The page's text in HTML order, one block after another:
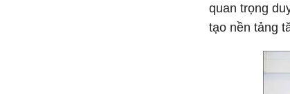
quan trọng
tạo nền tảng